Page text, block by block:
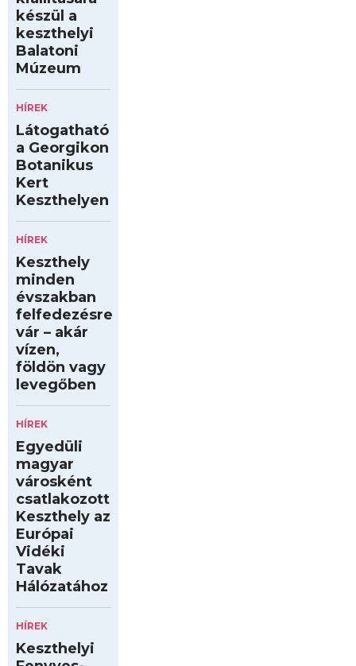
készül a
keszthelyi
Balatoni
Múzeum
HÍREK
Látogatható
a Georgikon
Botanikus
Kert
Keszthelyen
HÍREK
Keszthely
minden
évszakban
felfedezésre
vár – akár
vízen,
földön vagy
levegőben
HÍREK
Egyedüli
magyar
városként
csatlakozott
Keszthely az
Európai
Vidéki
Tavak
Hálózatához
HÍREK
Keszthelyi